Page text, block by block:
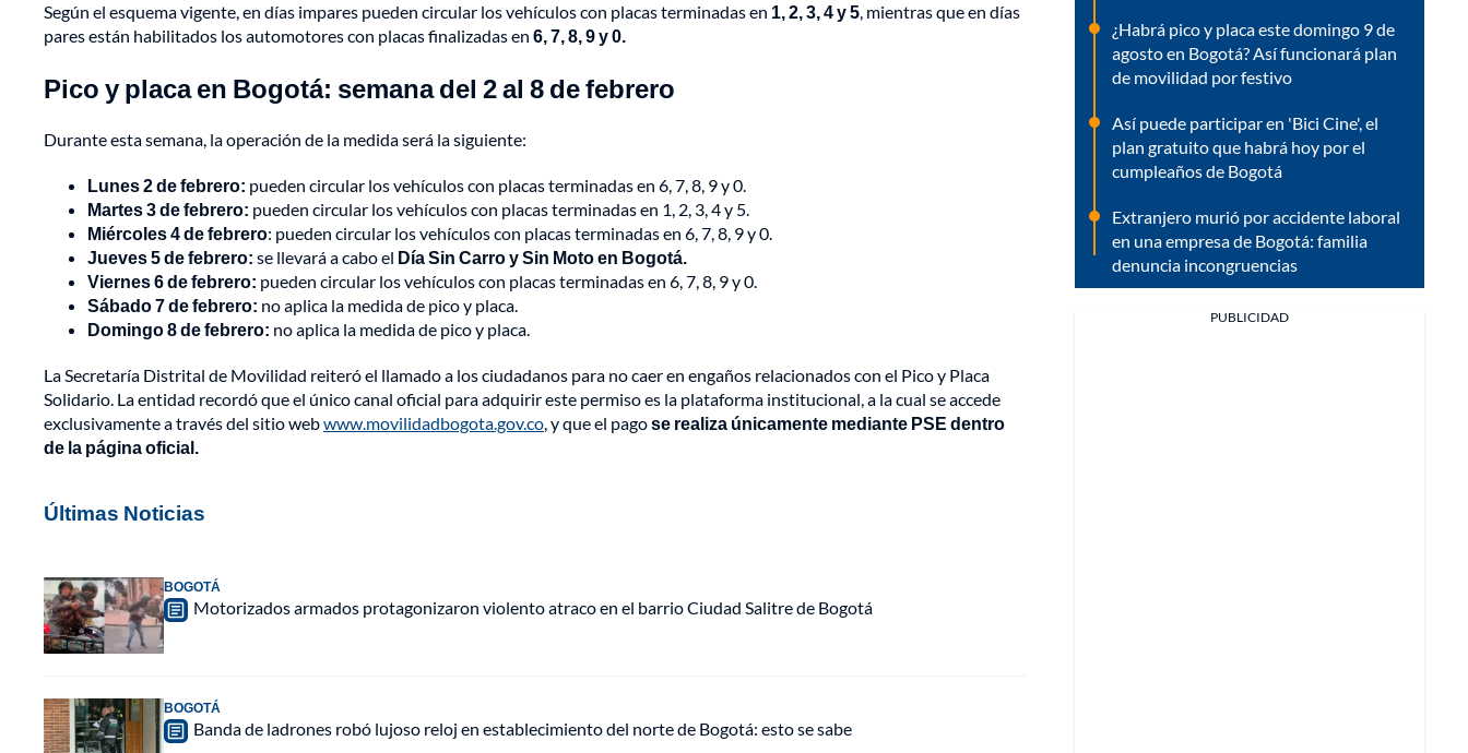
Según el esquema vigente, en días impares pueden circular los vehículos con placas terminadas en 1, 2, 3, 4 y 5, mientras que en días
pares están habilitados los automotores con placas finalizadas en 6, 7, 8, 9 y 0.
Pico y placa en Bogotá: semana del 2 al 8 de febrero
Durante esta semana, la operación de la medida será la siguiente:
Lunes 2 de febrero: pueden circular los vehículos con placas terminadas en 6, 7, 8, 9 y 0.
Martes 3 de febrero: pueden circular los vehículos con placas terminadas en 1, 2, 3, 4 y 5.
Miércoles 4 de febrero: pueden circular los vehículos con placas terminadas en 6, 7, 8, 9 y 0.
Jueves 5 de febrero: se llevará a cabo el Día Sin Carro y Sin Moto en Bogotá.
Viernes 6 de febrero: pueden circular los vehículos con placas terminadas en 6, 7, 8, 9 y 0.
Sábado 7 de febrero: no aplica la medida de pico y placa.
Domingo 8 de febrero: no aplica la medida de pico y placa.
La Secretaría Distrital de Movilidad reiteró el llamado a los ciudadanos para no caer en engaños relacionados con el Pico y Placa
Solidario. La entidad recordó que el único canal oficial para adquirir este permiso es la plataforma institucional, a la cual se accede
exclusivamente a través del sitio webwww.movilidadbogota.gov.co, y que el pagose realiza únicamente mediante PSE dentro
de la página oficial.
Últimas Noticias
BOGOTÁ
Motorizados armados protagonizaron violento atraco en el barrio Ciudad Salitre de Bogotá
BOGOTÁ
Banda de ladrones robó lujoso reloj en establecimiento del norte de Bogotá: esto se sabe
¿Habrá pico y placa este domingo 9 de
agosto en Bogotá? Así funcionará plan
de movilidad por festivo
Así puede participar en 'Bici Cine', el
plan gratuito que habrá hoy por el
cumpleaños de Bogotá
Extranjero murió por accidente laboral
en una empresa de Bogotá: familia
denuncia incongruencias
PUBLICIDAD